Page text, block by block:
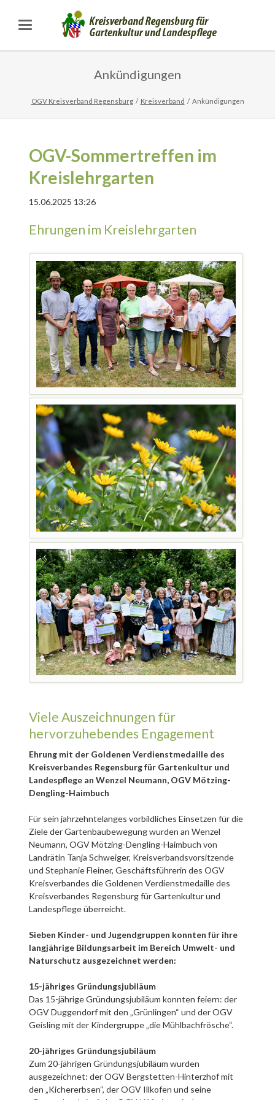
Ankündigungen
OGV Kreisverband Regensburg Kreisverband Ankündigungen
OGV-Sommertreffen im
Kreislehrgarten
15.06.2025 13:26
Ehrungen im Kreislehrgarten
Viele Auszeichnungen für
hervorzuhebendes Engagement
Ehrung mit der Goldenen Verdienstmedaille des
Kreisverbandes Regensburg für Gartenkultur und
Landespflege an Wenzel Neumann, OGV Mötzing-
Dengling-Haimbuch
Für sein jahrzehntelanges vorbildliches Einsetzen für die
Ziele der Gartenbaubewegung wurden an Wenzel
Neumann, OGV Mötzing-Dengling-Haimbuch von
Landrätin Tanja Schweiger, Kreisverbandsvorsitzende
und Stephanie Fleiner, Geschäftsführerin des OGV
Kreisverbandes die Goldenen Verdienstmedaille des
Kreisverbandes Regensburg für Gartenkultur und
Landespflege überreicht.
Sieben Kinder- und Jugendgruppen konnten für ihre
langjährige Bildungsarbeit im Bereich Umwelt- und
Naturschutz ausgezeichnet werden:
15-jähriges Gründungsjubiläum
Das 15-jährige Gründungsjubiläum konnten feiern: der
OGV Duggendorf mit den „Grünlingen“ und der OGV
Geisling mit der Kindergruppe „die Mühlbachfrösche“.
20-jähriges Gründungsjubiläum
Zum 20-jährigen Gründungsjubiläum wurden
ausgezeichnet: der OGV Bergstetten-Hinterzhof mit
den „Kichererbsen“, der OGV Illkofen und seine